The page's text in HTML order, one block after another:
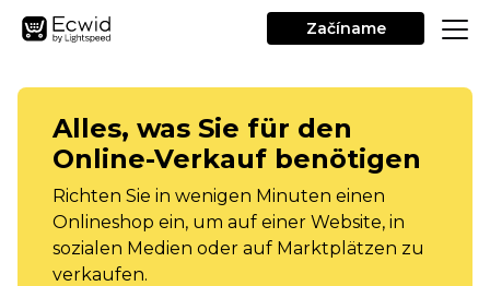
Začíname
Alles, was Sie für den
Online-Verkauf benötigen
Richten Sie in wenigen Minuten einen
Onlineshop ein, um auf einer Website, in
sozialen Medien oder auf Marktplätzen zu
verkaufen.